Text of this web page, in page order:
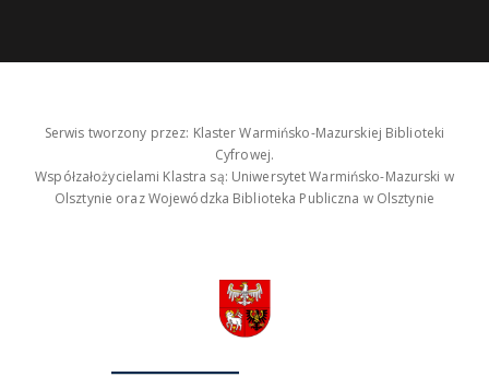
Serwis tworzony przez: Klaster Warmińsko-Mazurskiej Biblioteki
Cyfrowej.
Współzałożycielami Klastra są: Uniwersytet Warmińsko-Mazurski w
Olsztynie oraz Wojewódzka Biblioteka Publiczna w Olsztynie